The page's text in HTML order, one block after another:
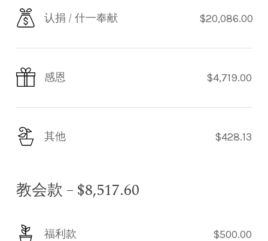
认捐 / 什一奉献 $20,086.00
感恩 $4,719.00
其他 $428.13
教会款 – $8,517.60
福利款 $500.00